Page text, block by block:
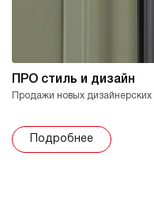
ПРО стиль и дизайн
Продажи новых дизайнерских
Подробнее